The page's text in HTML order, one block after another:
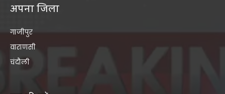
अपना जिला
गाजीपुर
वाराणसी
चंदौली